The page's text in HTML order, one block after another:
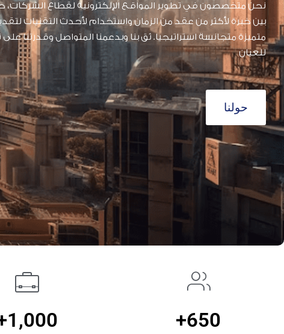
نحن متخصصون في تطوير المواقع الإلكترونية لقطاع الشركات،
بين خبرة لأكثر من عقد من الزمان واستخدام لأحدث التقنيات
متميزة متجانسة استراتيجيا. ثق بنا وبدعمنا المتواصل وقدرتنا
للعيان
حولنا
650
+
1,000